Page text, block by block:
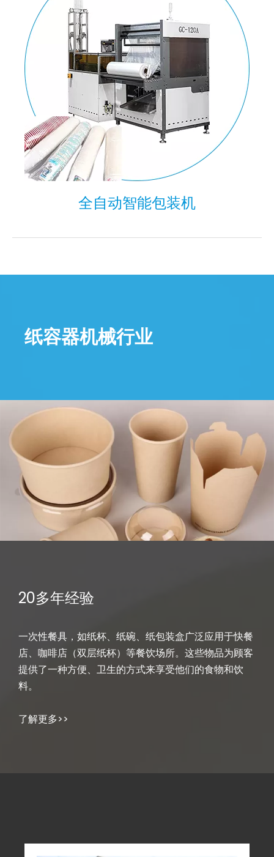
全自动智能包装机
纸容器机械行业
20多年经验
一次性餐具，如纸杯、纸碗、纸包装盒广泛应用于快餐
店、咖啡店（双层纸杯）等餐饮场所。这些物品为顾客
提供了一种方便、卫生的方式来享受他们的食物和饮
料。
了解更多>>